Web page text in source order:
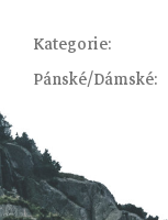
Kategorie:
Pánské/Dámské:
á
p